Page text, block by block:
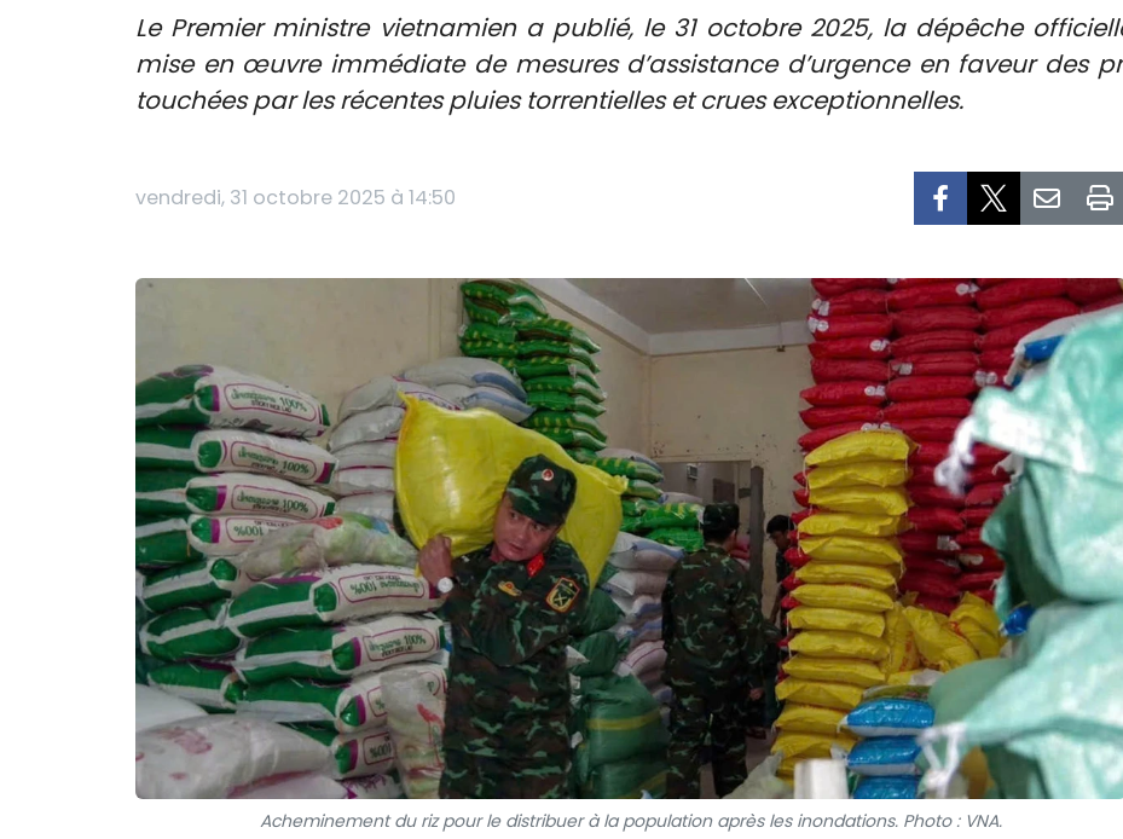
Le Premier ministre vietnamien a publié, le 31 octobre 2025, la dépêche
mise en œuvre immédiate de mesures d’assistance d’urgence en faveur des
touchées par les récentes pluies torrentielles et crues exceptionnelles.
vendredi, 31 octobre 2025 à 14:50
Acheminement du riz pour le distribuer à la population après les inondations. Photo : VNA.